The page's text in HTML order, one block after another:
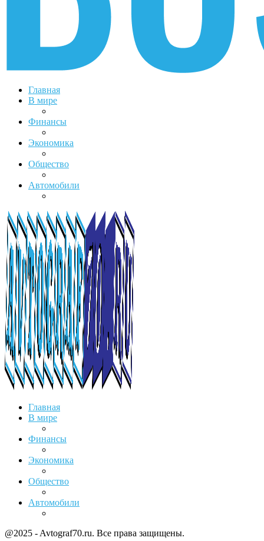
Главная
В мире
Финансы
Экономика
Общество
Автомобили
Главная
В мире
Финансы
Экономика
Общество
Автомобили
@2025 - Avtograf70.ru. Все права защищены.